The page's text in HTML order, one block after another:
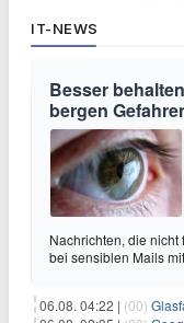
IT-NEWS
Besser
bergen
Nachrichten, die
bei sensiblen Mails
06.08. 04:22 | (00)